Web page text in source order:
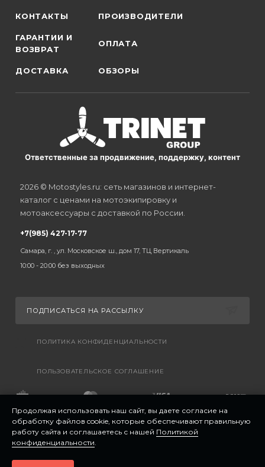
КОНТАКТЫ ПРОИЗВОДИТЕЛИ
ГАРАНТИИ И
ВОЗВРАТ
ОПЛАТА
ДОСТАВКА ОБЗОРЫ
Ответственные за продвижение, поддержку, контент
2026 © Motostyles.ru: сеть магазинов и интернет-
каталог с ценами на мотоэкипировку и
мотоаксессуары с доставкой по России.
+7(985) 427-17-77
Самара, г. , ул. Московское ш., дом 17, ТЦ Вертикаль
10:00 - 20:00 без выходных
ПОДПИСАТЬСЯ НА РАССЫЛКУ
ПОЛИТИКА КОНФИДЕНЦИАЛЬНОСТИ
ПОЛЬЗОВАТЕЛЬСКОЕ СОГЛАШЕНИЕ
Продолжая использовать наш сайт, вы даете согласие на
обработку файлов cookie, которые обеспечивают правильную
работу сайта и соглашаетесь с нашей Политикой
конфиденциальности.